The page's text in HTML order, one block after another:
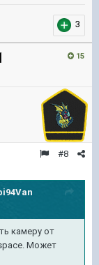
3
15
#8
камеру от
Может